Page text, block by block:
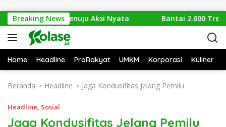
Breaking News
Sampah Menuju Aksi Nyata Bantai 2.600
Home Headline ProRakyat UMKM Korporasi Kuliner
Beranda Headline Jaga Kondusifitas Jelang Pemilu
Headline, Sosial
Jaga Kondusifitas Jelang Pemilu